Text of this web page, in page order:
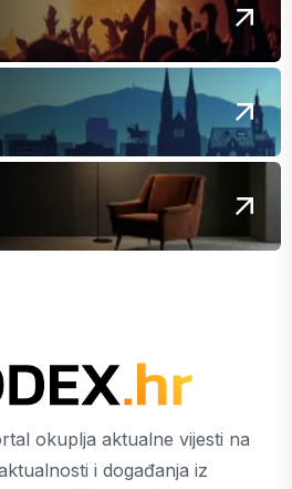
okuplja aktualne vijesti na
i događanja iz